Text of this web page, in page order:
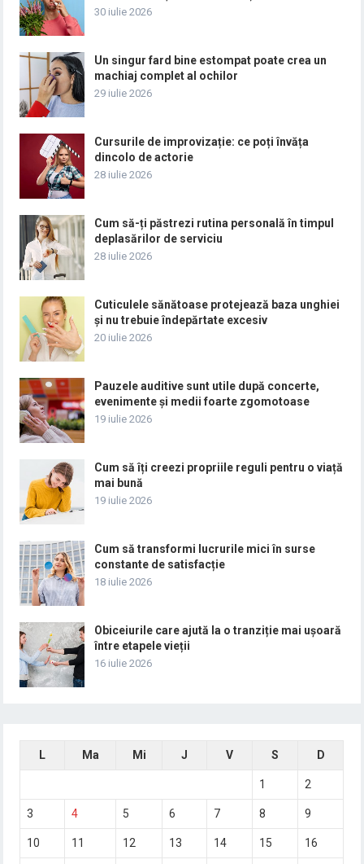
30 iulie 2026
Un singur fard bine estompat poate crea un
machiaj complet al ochilor
29 iulie 2026
Cursurile de improvizație: ce poți învăța
dincolo de actorie
28 iulie 2026
Cum să-ți păstrezi rutina personală în timpul
deplasărilor de serviciu
28 iulie 2026
Cuticulele sănătoase protejează baza unghiei
și nu trebuie îndepărtate excesiv
20 iulie 2026
Pauzele auditive sunt utile după concerte,
evenimente și medii foarte zgomotoase
19 iulie 2026
Cum să îți creezi propriile reguli pentru o viață
mai bună
19 iulie 2026
Cum să transformi lucrurile mici în surse
constante de satisfacție
18 iulie 2026
Obiceiurile care ajută la o tranziție mai ușoară
între etapele vieții
16 iulie 2026
L Ma Mi J V S D
1 2
3 4 5 6 7 8 9
10 11 12 13 14 15 16